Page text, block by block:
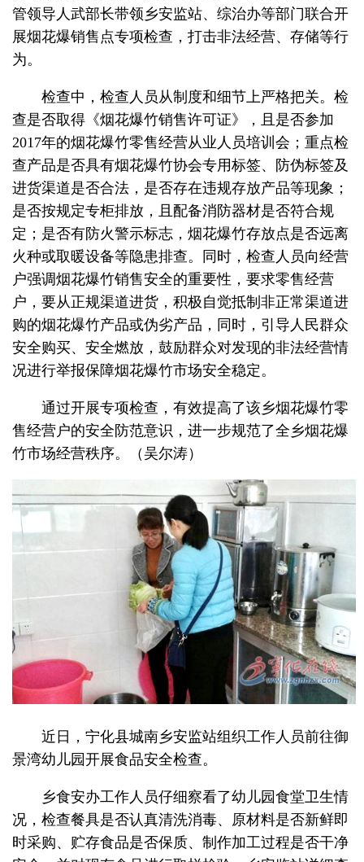
管领导人武部长带领乡安监站、综治办等部门联合开
展烟花爆销售点专项检查，打击非法经营、存储等行
为。
检查中，检查人员从制度和细节上严格把关。检
查是否取得《烟花爆竹销售许可证》，且是否参加
2017年的烟花爆竹零售经营从业人员培训会；重点检
查产品是否具有烟花爆竹协会专用标签、防伪标签及
进货渠道是否合法，是否存在违规存放产品等现象；
是否按规定专柜排放，且配备消防器材是否符合规
定；是否有防火警示标志，烟花爆竹存放点是否远离
火种或取暖设备等隐患排查。同时，检查人员向经营
户强调烟花爆竹销售安全的重要性，要求零售经营
户，要从正规渠道进货，积极自觉抵制非正常渠道进
购的烟花爆竹产品或伪劣产品，同时，引导人民群众
安全购买、安全燃放，鼓励群众对发现的非法经营情
况进行举报保障烟花爆竹市场安全稳定。
通过开展专项检查，有效提高了该乡烟花爆竹零
售经营户的安全防范意识，进一步规范了全乡烟花爆
竹市场经营秩序。（吴尔涛）
近日，宁化县城南乡安监站组织工作人员前往御
景湾幼儿园开展食品安全检查。
乡食安办工作人员仔细察看了幼儿园食堂卫生情
况，检查餐具是否认真清洗消毒、原材料是否新鲜即
时采购、贮存食品是否保质、制作加工过程是否干净